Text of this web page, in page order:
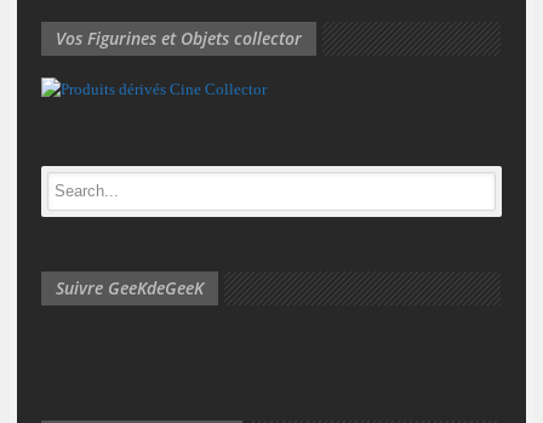
Vos Figurines et Objets collector
Suivre GeeKdeGeeK